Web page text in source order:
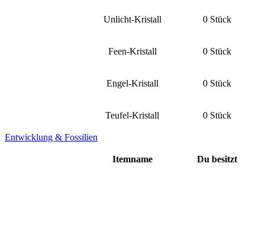
Unlicht-Kristall 0 Stück
Feen-Kristall 0 Stück
Engel-Kristall 0 Stück
Teufel-Kristall 0 Stück
Entwicklung & Fossilien
Itemname Du besitzt